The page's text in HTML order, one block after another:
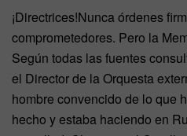
¡Directrices!Nunca órdenes
comprometedores. Pero la
Según todas las fuentes
el Director de la Orquesta
hombre convencido de lo que
hecho y estaba haciendo en